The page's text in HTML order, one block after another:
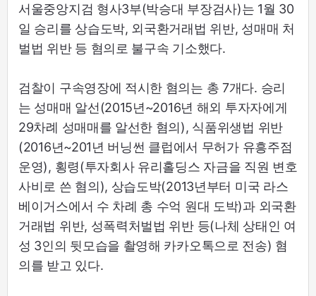
서울중앙지검 형사3부(박승대 부장검사)는 1월 30
일 승리를 상습도박, 외국환거래법 위반, 성매매 처
벌법 위반 등 혐의로 불구속 기소했다.
검찰이 구속영장에 적시한 혐의는 총 7개다. 승리
는 성매매 알선(2015년~2016년 해외 투자자에게
29차례 성매매를 알선한 혐의), 식품위생법 위반
(2016년~201년 버닝썬 클럽에서 무허가 유흥주점
운영), 횡령(투자회사 유리홀딩스 자금을 직원 변호
사비로 쓴 혐의), 상습도박(2013년부터 미국 라스
베이거스에서 수 차례 총 수억 원대 도박)과 외국환
거래법 위반, 성폭력처벌법 위반 등(나체 상태인 여
성 3인의 뒷모습을 촬영해 카카오톡으로 전송) 혐
의를 받고 있다.